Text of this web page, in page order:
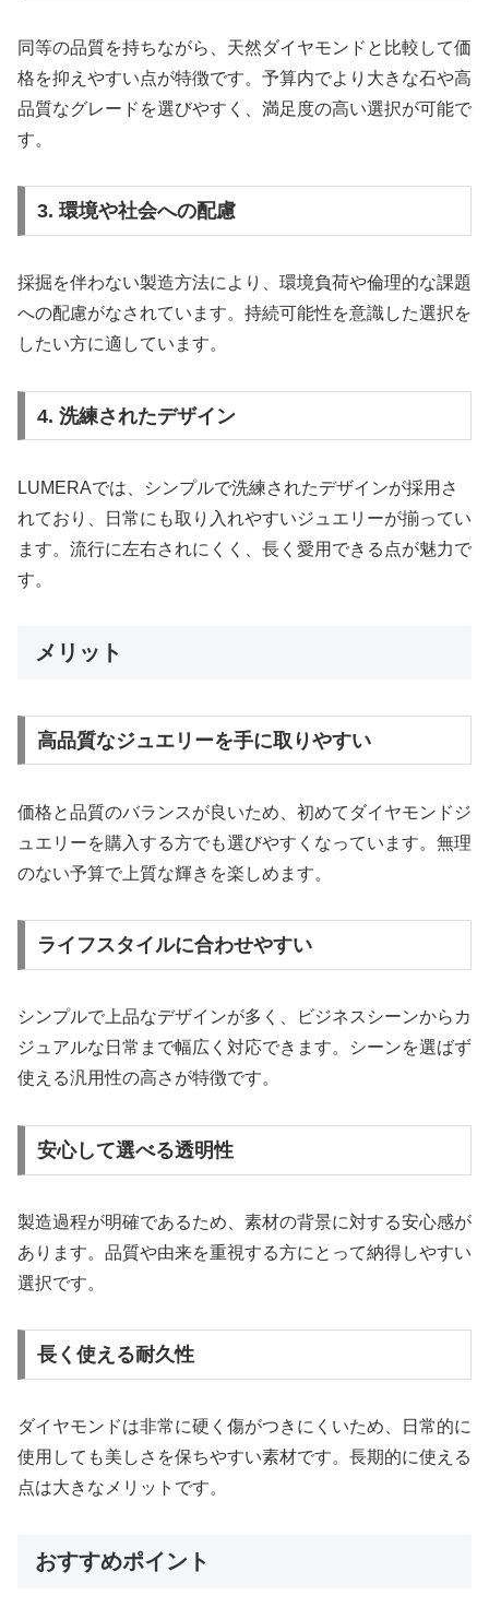
同等の品質を持ちながら、天然ダイヤモンドと比較して価
格を抑えやすい点が特徴です。予算内でより大きな石や高
品質なグレードを選びやすく、満足度の高い選択が可能で
す。
3. 環境や社会への配慮
採掘を伴わない製造方法により、環境負荷や倫理的な課題
への配慮がなされています。持続可能性を意識した選択を
したい方に適しています。
4. 洗練されたデザイン
LUMERAでは、シンプルで洗練されたデザインが採用さ
れており、日常にも取り入れやすいジュエリーが揃ってい
ます。流行に左右されにくく、長く愛用できる点が魅力で
す。
メリット
高品質なジュエリーを手に取りやすい
価格と品質のバランスが良いため、初めてダイヤモンドジ
ュエリーを購入する方でも選びやすくなっています。無理
のない予算で上質な輝きを楽しめます。
ライフスタイルに合わせやすい
シンプルで上品なデザインが多く、ビジネスシーンからカ
ジュアルな日常まで幅広く対応できます。シーンを選ばず
使える汎用性の高さが特徴です。
安心して選べる透明性
製造過程が明確であるため、素材の背景に対する安心感が
あります。品質や由来を重視する方にとって納得しやすい
選択です。
長く使える耐久性
ダイヤモンドは非常に硬く傷がつきにくいため、日常的に
使用しても美しさを保ちやすい素材です。長期的に使える
点は大きなメリットです。
おすすめポイント